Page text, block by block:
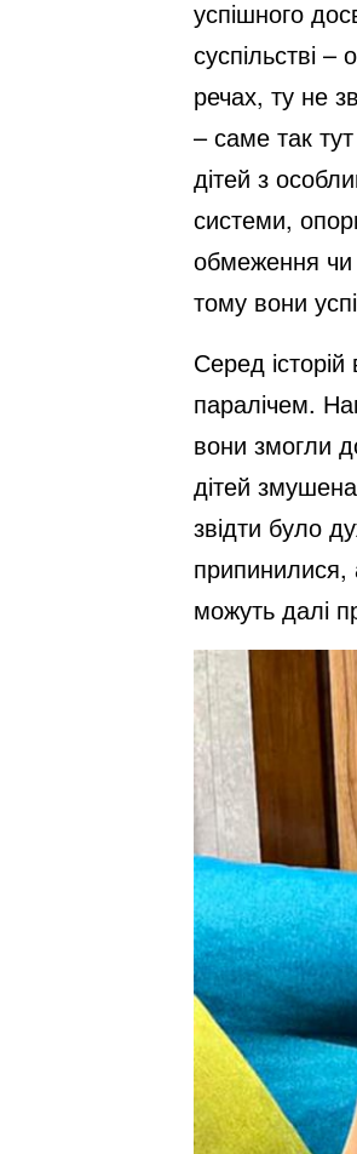
успішного
суспільстві
речах, ту не
– саме так
дітей з
системи,
обмеження чи
тому вони
Серед
паралічем.
вони змогли
дітей
звідти було
припинилися,
можуть далі